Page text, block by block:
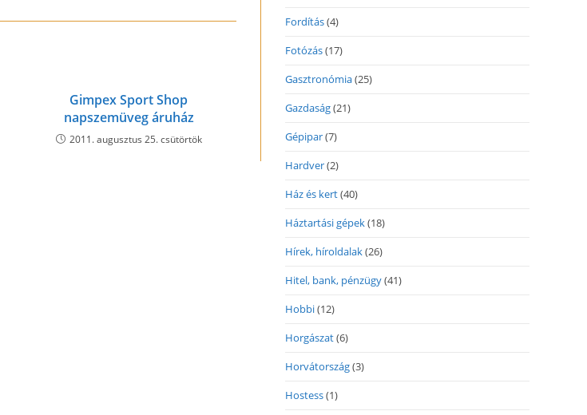
Gimpex Sport Shop
napszemüveg áruház
2011. augusztus 25. csütörtök
Fordítás(4)
Fotózás(17)
Gasztronómia(25)
Gazdaság(21)
Gépipar(7)
Hardver(2)
Ház és kert(40)
Háztartási gépek(18)
Hírek, híroldalak(26)
Hitel, bank, pénzügy(41)
Hobbi(12)
Horgászat(6)
Horvátország(3)
Hostess(1)